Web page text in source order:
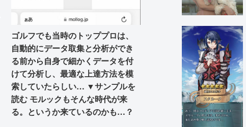
ゴルフでも当時のトッププロは、
自動的にデータ取集と分析ができ
る前から自身で細かくデータを付
けて分析し、最適な上達方法を模
索していたらしい… ▼サンプルを
読む モルックもそんな時代が来
る。というか来ているのかも…？